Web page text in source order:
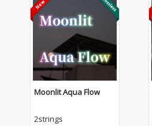
Moonlit Aqua Flow
2strings